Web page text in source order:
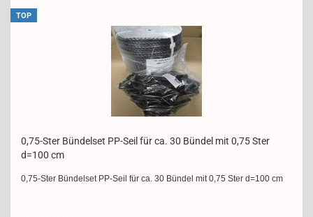
TOP
0,75-​Ster Bün­del­set PP-​Seil für ca. 30 Bün­del mit 0,75 Ster
d=100 cm
0,75-​Ster Bün­del­set PP-​Seil für ca. 30 Bün­del mit 0,75 Ster d=100 cm